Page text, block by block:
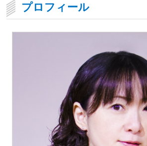
プロフィール